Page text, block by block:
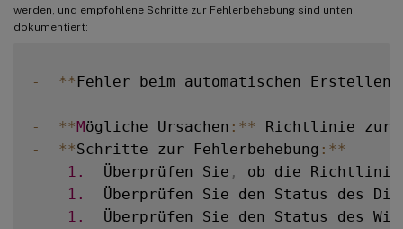
werden, und empfohlene Schritte zur Fehlerbehebung sind unten
dokumentiert:
- ** Fehler beim automatischen Erstellen
- **Mögliche Ursachen : **
Richtlinie zur
-
**Schritte zur Fehlerbehebung : **
1.
  Überprüfen Sie
,
ob die
1.
Überprüfen Sie den Status des
1.
Überprüfen Sie den Status des